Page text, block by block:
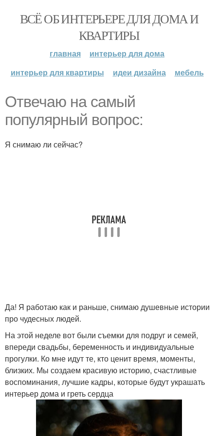
ВСЁ ОБ ИНТЕРЬЕРЕ ДЛЯ ДОМА И
КВАРТИРЫ
главная
интерьер для дома
интерьер для квартиры
идеи дизайна мебель
Отвечаю на самый
популярный вопрос:
Я снимаю ли сейчас?
Да! Я работаю как и раньше, снимаю душевные истории
про чудесных людей.
На этой неделе вот были съемки для подруг и семей,
впереди свадьбы, беременность и индивидуальные
прогулки. Ко мне идут те, кто ценит время, моменты,
близких. Мы создаем красивую историю, счастливые
воспоминания, лучшие кадры, которые будут украшать
интерьер дома и греть сердца